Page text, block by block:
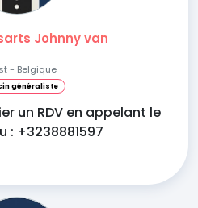
Johnny van
- Belgique
généraliste
un RDV en appelant le
: +3238881597